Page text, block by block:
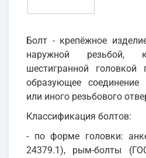
Болт - крепёжное
наружной резьбой,
шестигранной
образующее
или иного резьбового
Классификация болтов:
- по форме головки:
24379.1), рым-болты